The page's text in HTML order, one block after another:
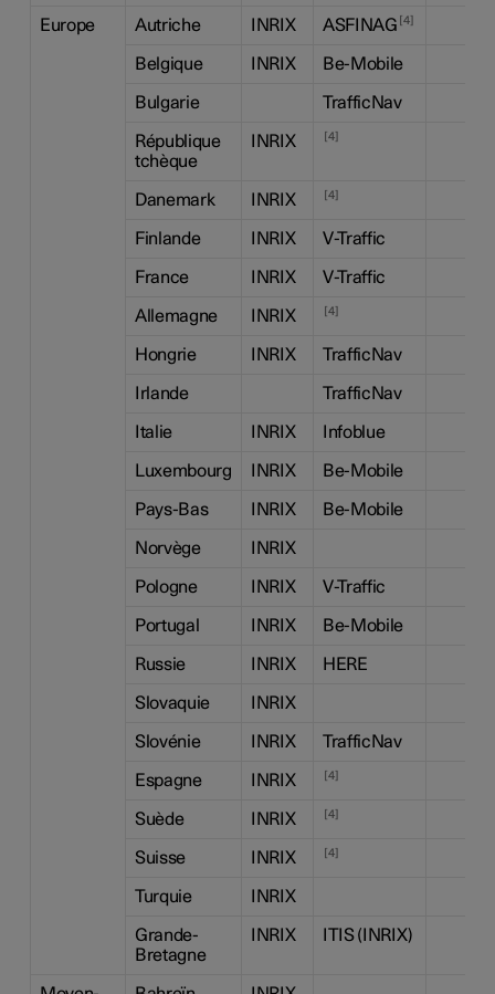
Europe Autriche INRIX ASFINAG 4
Belgique INRIX Be-Mobile
Bulgarie TrafficNav
République
tchèque
INRIX 4
Danemark INRIX 4
Finlande INRIX V-Traffic
France INRIX V-Traffic
Allemagne INRIX 4
Hongrie INRIX TrafficNav
Irlande TrafficNav
Italie INRIX Infoblue
Luxembourg INRIX Be-Mobile
Pays-Bas INRIX Be-Mobile
Norvège INRIX
Pologne INRIX V-Traffic
Portugal INRIX Be-Mobile
Russie INRIX HERE
Slovaquie INRIX
Slovénie INRIX TrafficNav
Espagne INRIX 4
Suède INRIX 4
Suisse INRIX 4
Turquie INRIX
Grande-
Bretagne
INRIX ITIS (INRIX)